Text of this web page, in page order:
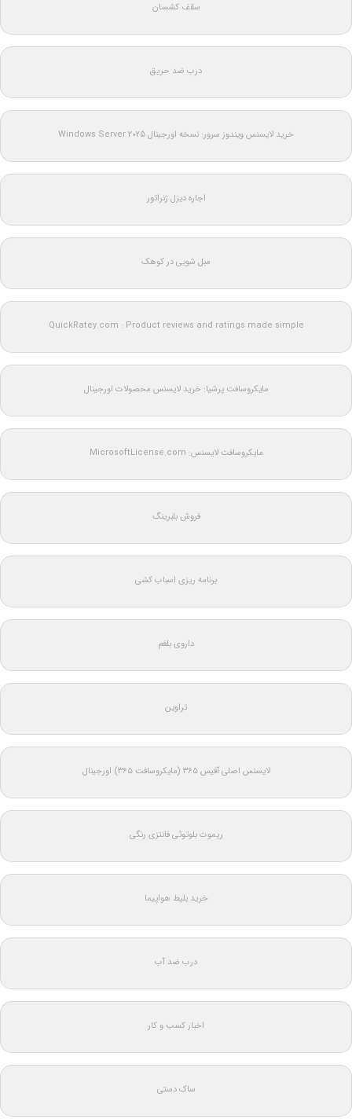
سقف کشسان
درب ضد حریق
خرید لایسنس ویندوز سرور: نسخه اورجینال Windows Server 2025
اجاره دیزل ژنراتور
مبل شویی در کوهک
QuickRatey.com : Product reviews and ratings made simple
مایکروسافت پرشیا: خرید لایسنس محصولات اورجینال
مایکروسافت لایسنس: MicrosoftLicense.com
فروش بلبرینگ
برنامه ریزی اسباب کشی
داروی بلغم
تراوین
لایسنس اصلی آفیس ۳۶۵ (مایکروسافت ۳۶۵) اورجینال
ریموت بلوتوثی فانتزی رنگی
خرید بلیط هواپیما
درب ضد آب
اخبار کسب و کار
ساک دستی